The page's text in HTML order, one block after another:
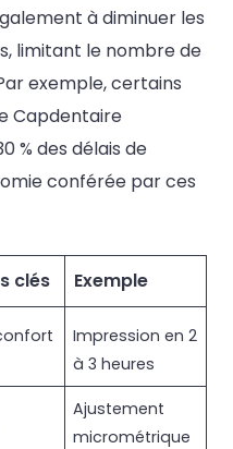
à diminuer les
limitant le nombre de
exemple, certains
Capdentaire
% des délais de
conférée par ces
clés Exemple
Impression en 2
à 3 heures
Ajustement
micrométrique